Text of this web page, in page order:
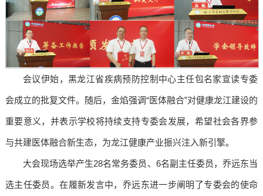
会议伊始，黑龙江省疾病预防控制中心主任包名家宣读专委
会成立的批复文件。随后，金焰强调“医体融合”对健康龙江建设的
重要意义，并表示学校将持续支持专委会发展，希望社会各界参
与共建医体融合新生态，为龙江健康产业振兴注入新引擎。
大会现场选举产生28名常务委员、6名副主任委员，乔远东当
选主任委员。在履新发言中，乔远东进一步阐明了专委会的使命